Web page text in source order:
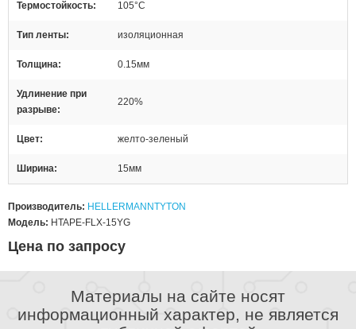
Термостойкость 105°C
Тип ленты изоляционная
Толщина 0.15мм
Удлинение при
разрыве
220%
Цвет желто-зеленый
Ширина 15мм
Производитель: HELLERMANNTYTON
Модель: HTAPE-FLX-15YG
Цена по запросу
Материалы на сайте носят
информационный характер, не является